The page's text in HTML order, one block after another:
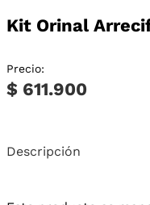
Kit Orinal
Precio:
$ 611.900
Descripción